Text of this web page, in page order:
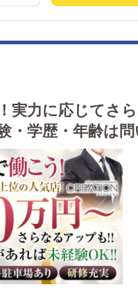
実力に応じてさ
・学歴・年齢は問